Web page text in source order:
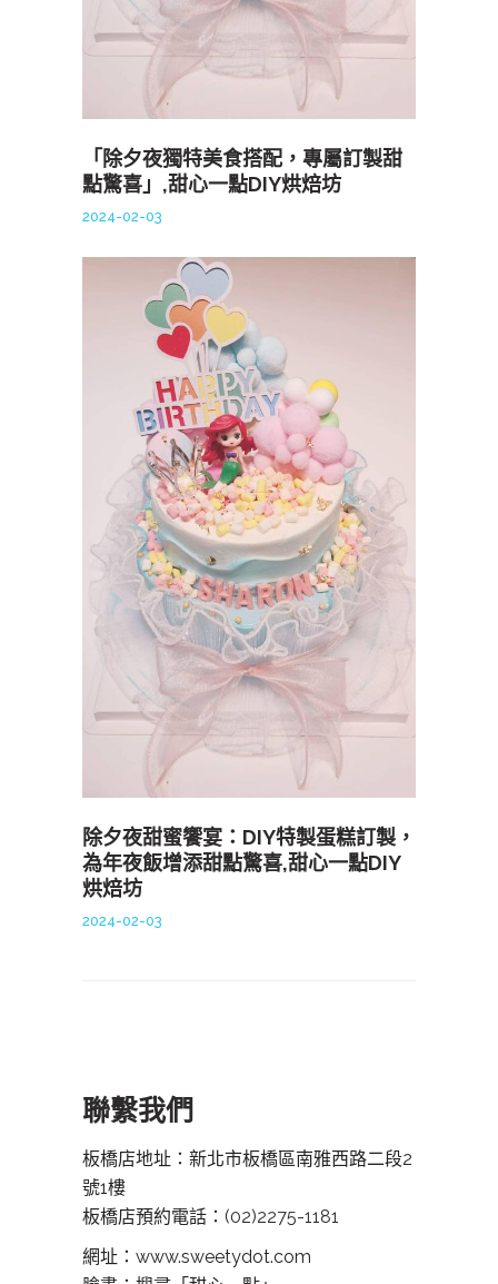
「除夕夜獨特美食搭配，專屬訂製甜
點驚喜」,甜心一點DIY烘焙坊
2024-02-03
除夕夜甜蜜饗宴：DIY特製蛋糕訂製，
為年夜飯增添甜點驚喜,甜心一點DIY
烘焙坊
2024-02-03
聯繫我們
板橋店地址：新北市板橋區南雅西路二段2
號1樓
板橋店預約電話： (02)2275-1181
網址：www.sweetydot.com